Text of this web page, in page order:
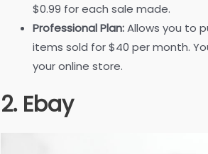
$0.99 for each sale made.
Professional Plan:Allows you to
items sold for $40 per month.
your online store.
2. Ebay